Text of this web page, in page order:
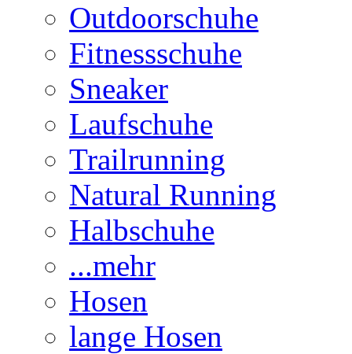
Outdoorschuhe
Fitnessschuhe
Sneaker
Laufschuhe
Trailrunning
Natural Running
Halbschuhe
...mehr
Hosen
lange Hosen